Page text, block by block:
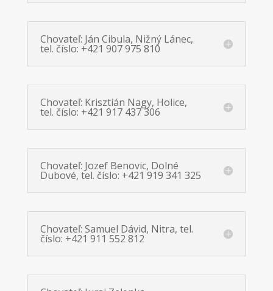
Chovateľ: Ján Cibula, Nižný Lánec,
tel. číslo: +421 907 975 810
Chovateľ: Krisztián Nagy, Holice,
tel. číslo: +421 917 437 306
Chovateľ: Jozef Benovic, Dolné
Dubové, tel. číslo: +421 919 341 325
Chovateľ: Samuel Dávid, Nitra, tel.
číslo: +421 911 552 812